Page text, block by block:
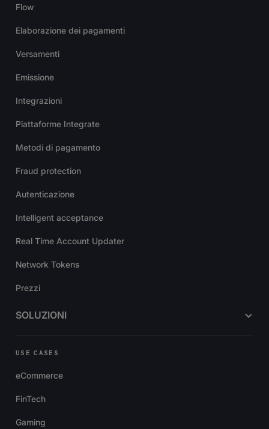
Flow
Elaborazione dei pagamenti
Versamenti
Emissione
Integrazioni
Piattaforme Integrate
Metodi di pagamento
Fraud protection
Autenticazione
Intelligent acceptance
Real Time Account Updater
Network Tokens
Prezzi
SOLUZIONI
USE CASES
eCommerce
FinTech
Gaming